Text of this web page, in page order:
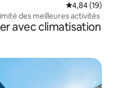
Note
4,84 (19)
des meilleures activités
avec climatisation